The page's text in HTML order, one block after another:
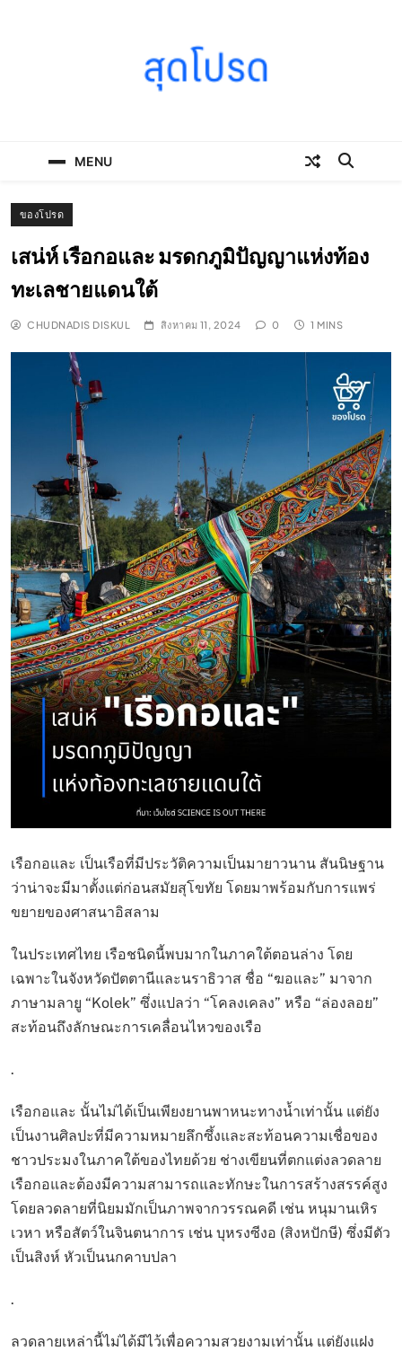
MENU
ของโปรด
เสน่ห์ เรือกอและ มรดกภูมิปัญญาแห่งท้อง
ทะเลชายแดนใต้
CHUDNADIS DISKUL สิงหาคม 11, 2024 0 1 MINS
เรือกอและ เป็นเรือที่มีประวัติความเป็นมายาวนาน สันนิษฐาน
ว่าน่าจะมีมาตั้งแต่ก่อนสมัยสุโขทัย โดยมาพร้อมกับการแพร่
ขยายของศาสนาอิสลาม
ในประเทศไทย เรือชนิดนี้พบมากในภาคใต้ตอนล่าง โดย
เฉพาะในจังหวัดปัตตานีและนราธิวาส ชื่อ “ฆอและ” มาจาก
ภาษามลายู “Kolek” ซึ่งแปลว่า “โคลงเคลง” หรือ “ล่องลอย”
สะท้อนถึงลักษณะการเคลื่อนไหวของเรือ
.
เรือกอและ นั้นไม่ได้เป็นเพียงยานพาหนะทางน้ำเท่านั้น แต่ยัง
เป็นงานศิลปะที่มีความหมายลึกซึ้งและสะท้อนความเชื่อของ
ชาวประมงในภาคใต้ของไทยด้วย ช่างเขียนที่ตกแต่งลวดลาย
เรือกอและต้องมีความสามารถและทักษะในการสร้างสรรค์สูง
โดยลวดลายที่นิยมมักเป็นภาพจากวรรณคดี เช่น หนุมานเหิร
เวหา หรือสัตว์ในจินตนาการ เช่น บุหรงซีงอ (สิงหปักษี) ซึ่งมีตัว
เป็นสิงห์ หัวเป็นนกคาบปลา
.
ลวดลายเหล่านี้ไม่ได้มีไว้เพื่อความสวยงามเท่านั้น แต่ยังแฝง